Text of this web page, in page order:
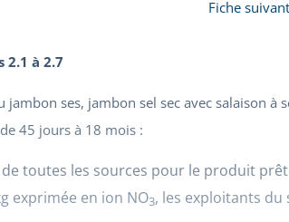
Fiche
à 2.7
jambon ses, jambon sel sec avec salaison
45 jours à 18 mois :
toutes les sources pour le produit
exprimée en ion NO3, les exploitants